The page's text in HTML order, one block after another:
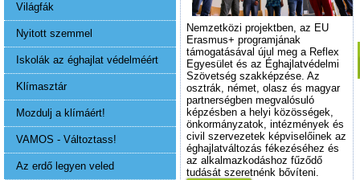
Világfák
Nyitott szemmel
Iskolák az éghajlat védelméért
Klímasztár
Mozdulj a klímáért!
VAMOS - Változtass!
Az erdő legyen veled
Nemzetközi projektben, az EU
Erasmus+ programjának
támogatásával újul meg a Reflex
Egyesület és az Éghajlatvédelmi
Szövetség szakképzése. Az
osztrák, német, olasz és magyar
partnerségben megvalósuló
képzésben a helyi közösségek,
önkormányzatok, intézmények és
civil szervezetek képviselőinek az
éghajlatváltozás fékezéséhez és
az alkalmazkodáshoz fűződő
tudását szeretnénk bővíteni.